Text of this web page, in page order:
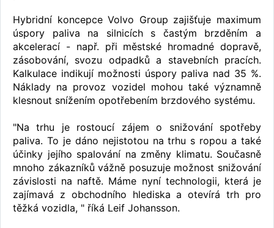
Hybridní koncepce Volvo Group zajišťuje maximum
úspory paliva na silnicích s častým brzděním a
akcelerací - např. při městské hromadné dopravě,
zásobování, svozu odpadků a stavebních pracích.
Kalkulace indikují možnosti úspory paliva nad 35 %.
Náklady na provoz vozidel mohou také významně
klesnout snížením opotřebením brzdového systému.
"Na trhu je rostoucí zájem o snižování spotřeby
paliva. To je dáno nejistotou na trhu s ropou a také
účinky jejího spalování na změny klimatu. Současně
mnoho zákazníků vážně posuzuje možnost snižování
závislosti na naftě. Máme nyní technologii, která je
zajímavá z obchodního hlediska a otevírá trh pro
těžká vozidla, " říká Leif Johansson.